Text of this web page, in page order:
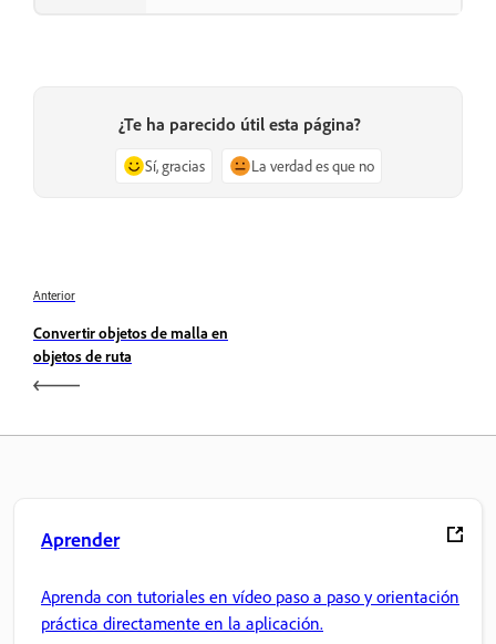
¿Te ha parecido útil esta página?
Sí, gracias La verdad es que no
Anterior
Convertir objetos de malla en
objetos de ruta
Aprender
Aprenda con tutoriales en vídeo paso a paso y orientación
práctica directamente en la aplicación.